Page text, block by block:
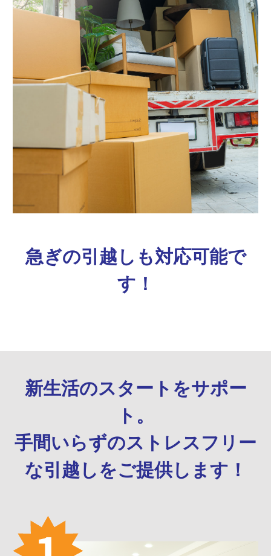
急ぎの引越しも対応可能で
す！
新生活のスタートをサポー
ト。
手間いらずのストレスフリー
な引越しをご提供します！